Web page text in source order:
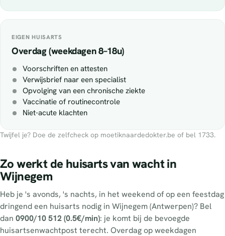
EIGEN HUISARTS
Overdag (weekdagen 8–18u)
Voorschriften en attesten
Verwijsbrief naar een specialist
Opvolging van een chronische ziekte
Vaccinatie of routinecontrole
Niet-acute klachten
Twijfel je? Doe de zelfcheck op moetiknaardedokter.be of bel 1733.
Zo werkt de huisarts van wacht in
Wijnegem
Heb je 's avonds, 's nachts, in het weekend of op een feestdag
dringend een huisarts nodig in Wijnegem (Antwerpen)? Bel
dan 0900/10 512 (0.5€/min): je komt bij de bevoegde
huisartsenwachtpost terecht. Overdag op weekdagen